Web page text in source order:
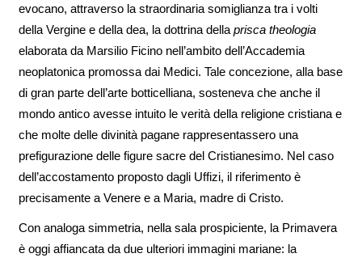
evocano, attraverso la straordinaria somiglianza tra i volti
della Vergine e della dea, la dottrina della prisca theologia
elaborata da Marsilio Ficino nell’ambito dell’Accademia
neoplatonica promossa dai Medici. Tale concezione, alla base
di gran parte dell’arte botticelliana, sosteneva che anche il
mondo antico avesse intuito le verità della religione cristiana e
che molte delle divinità pagane rappresentassero una
prefigurazione delle figure sacre del Cristianesimo. Nel caso
dell’accostamento proposto dagli Uffizi, il riferimento è
precisamente a Venere e a Maria, madre di Cristo.
Con analoga simmetria, nella sala prospiciente, la Primavera
è oggi affiancata da due ulteriori immagini mariane: la